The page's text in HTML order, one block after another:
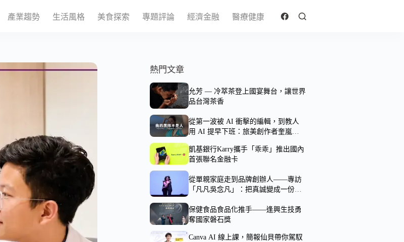
產業趨勢 生活風格 美食探索 專題評論 經濟金融 醫療健康
熱門文章
允芳 — 冷萃茶登上國宴舞台，讓世界
品台灣茶香
從第一波被 AI 衝擊的編輯，到教人
用 AI 提早下班：旅美創作者奎嵐的
凱基銀行Karry攜手「乖乖」推出國內
首張聯名金融卡
從單親家庭走到品牌創辦人——專訪
「凡凡吳念凡」：把真誠變成一份能
保健食品食品化推手——逢興生技勇
奪國家磐石獎
Canva AI 線上課，簡報仙貝帶你駕馭